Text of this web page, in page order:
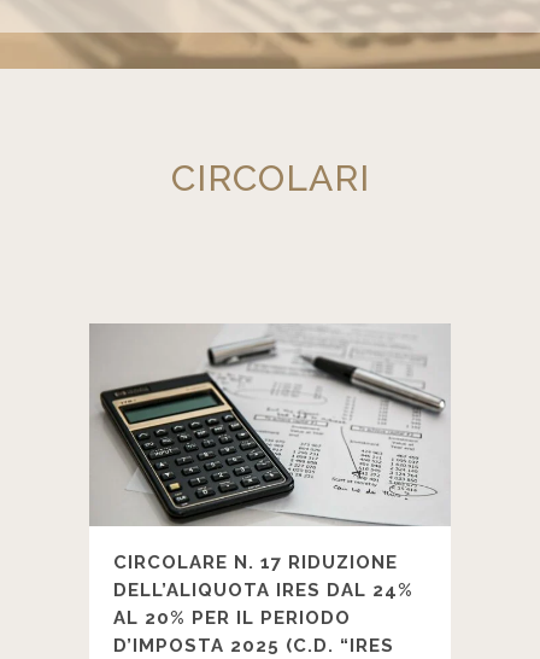
PERIZIE E CONSULENZE TECNICHE
CIRCOLARI
CIRCOLARE N. 17 RIDUZIONE
DELL’ALIQUOTA IRES DAL 24%
AL 20% PER IL PERIODO
D’IMPOSTA 2025 (C.D. “IRES